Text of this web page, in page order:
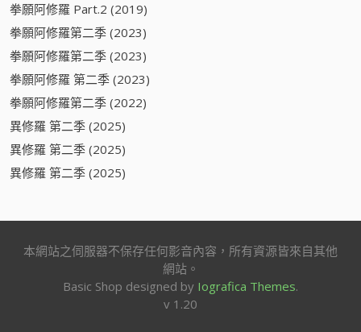
拳願阿修羅 Part.2 (2019)
拳願阿修羅第二季 (2023)
拳願阿修羅第二季 (2023)
拳願阿修羅 第二季 (2023)
拳願阿修羅第二季 (2022)
異修羅 第二季 (2025)
異修羅 第二季 (2025)
異修羅 第二季 (2025)
本網站之伺服器不保存任何影音內容，所有資源皆來自其他
網站。
Basic Shop designed by Iografica Themes.
v 1.20